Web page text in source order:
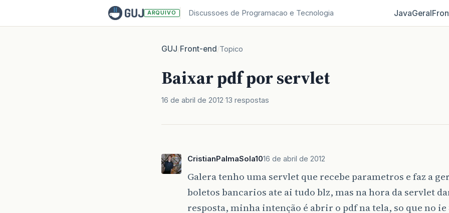
ARQUIVO Discussoes de Programacao e Tecnologia JavaGeral
GUJ/Front-end/Topico
Baixar pdf por servlet
16 de abril de 2012 13 respostas
CristianPalmaSola1016 de abril de 2012
Galera tenho uma servlet que recebe parametros e faz a
boletos bancarios ate ai tudo blz, mas na hora da servlet
resposta, minha intenção é abrir o pdf na tela, so que no ie